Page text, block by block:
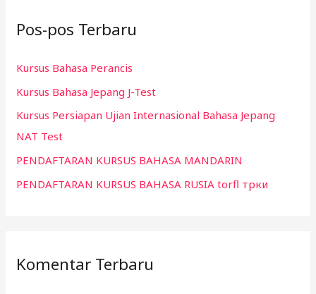
u
t
u
k
:
Pos-pos Terbaru
Kursus Bahasa Perancis
Kursus Bahasa Jepang J-Test
Kursus Persiapan Ujian Internasional Bahasa Jepang
NAT Test
PENDAFTARAN KURSUS BAHASA MANDARIN
PENDAFTARAN KURSUS BAHASA RUSIA torfl трки
Komentar Terbaru